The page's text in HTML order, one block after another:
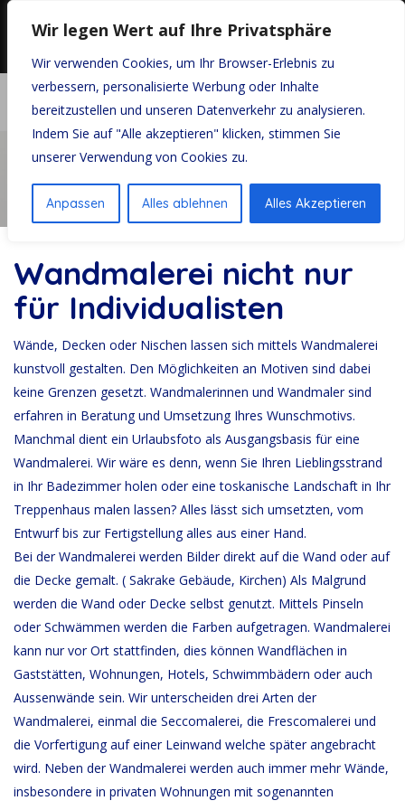
Wir legen Wert auf Ihre Privatsphäre
Wir verwenden Cookies, um Ihr Browser-Erlebnis zu
verbessern, personalisierte Werbung oder Inhalte
bereitzustellen und unseren Datenverkehr zu analysieren.
Indem Sie auf "Alle akzeptieren" klicken, stimmen Sie
unserer Verwendung von Cookies zu.
Anpassen Alles ablehnen Alles Akzeptieren
Wandmalerei
Startseite
Wandmalerei nicht nur
für Individualisten
Wände, Decken oder Nischen lassen sich mittels Wandmalerei
kunstvoll gestalten. Den Möglichkeiten an Motiven sind dabei
keine Grenzen gesetzt. Wandmalerinnen und Wandmaler sind
erfahren in Beratung und Umsetzung Ihres Wunschmotivs.
Manchmal dient ein Urlaubsfoto als Ausgangsbasis für eine
Wandmalerei. Wir wäre es denn, wenn Sie Ihren Lieblingsstrand
in Ihr Badezimmer holen oder eine toskanische Landschaft in Ihr
Treppenhaus malen lassen? Alles lässt sich umsetzten, vom
Entwurf bis zur Fertigstellung alles aus einer Hand.
Bei der Wandmalerei werden Bilder direkt auf die Wand oder auf
die Decke gemalt. ( Sakrake Gebäude, Kirchen) Als Malgrund
werden die Wand oder Decke selbst genutzt. Mittels Pinseln
oder Schwämmen werden die Farben aufgetragen. Wandmalerei
kann nur vor Ort stattfinden, dies können Wandflächen in
Gaststätten, Wohnungen, Hotels, Schwimmbädern oder auch
Aussenwände sein. Wir unterscheiden drei Arten der
Wandmalerei, einmal die Seccomalerei, die Frescomalerei und
die Vorfertigung auf einer Leinwand welche später angebracht
wird. Neben der Wandmalerei werden auch immer mehr Wände,
insbesondere in privaten Wohnungen mit sogenannten